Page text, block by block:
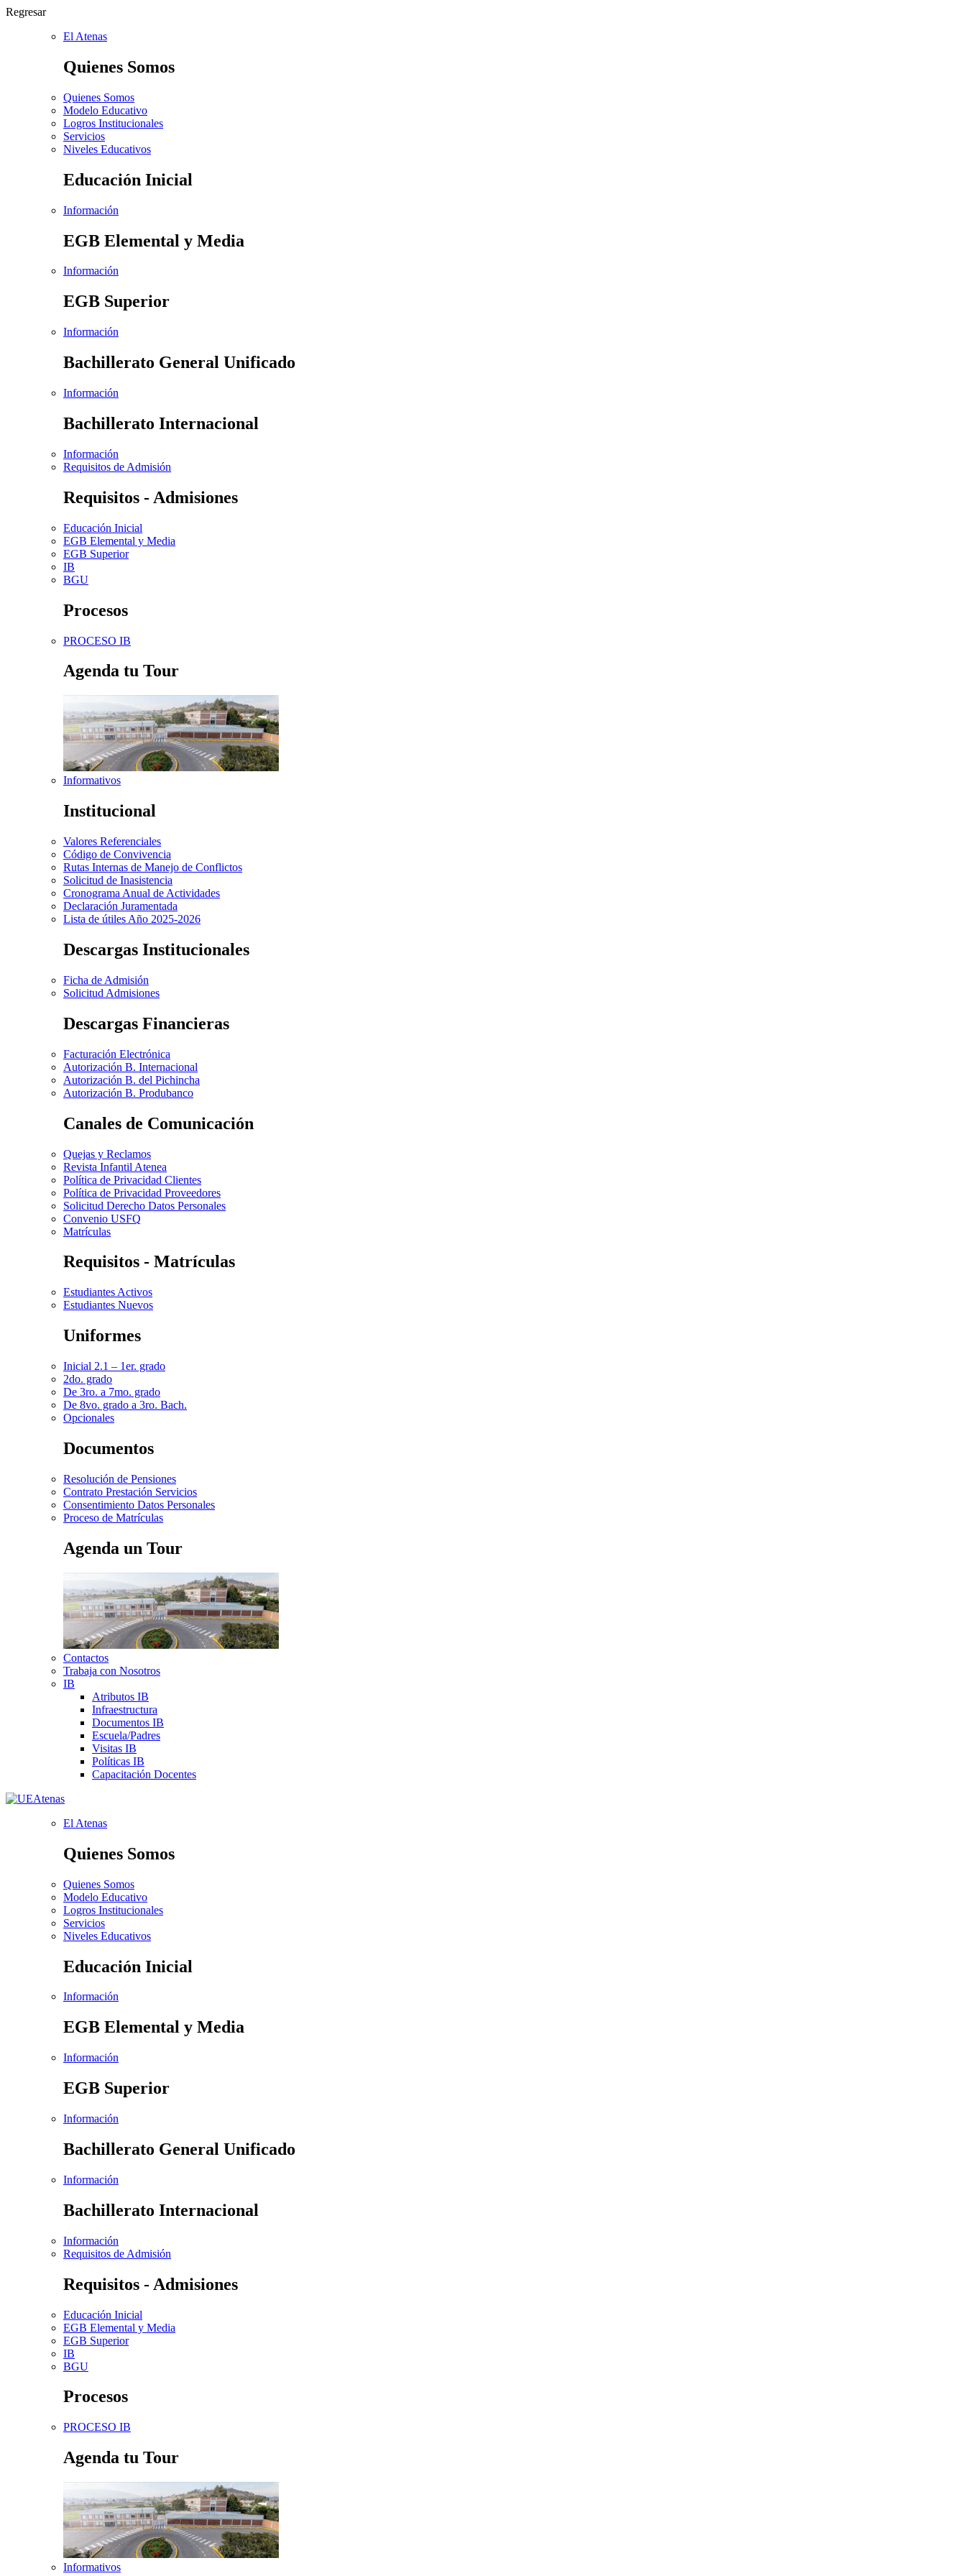
Regresar
El Atenas
Quienes Somos
Quienes Somos
Modelo Educativo
Logros Institucionales
Servicios
Niveles Educativos
Educación Inicial
Información
EGB Elemental y Media
Información
EGB Superior
Información
Bachillerato General Unificado
Información
Bachillerato Internacional
Información
Requisitos de Admisión
Requisitos - Admisiones
Educación Inicial
EGB Elemental y Media
EGB Superior
IB
BGU
Procesos
PROCESO IB
Agenda tu Tour
Informativos
Institucional
Valores Referenciales
Código de Convivencia
Rutas Internas de Manejo de Conflictos
Solicitud de Inasistencia
Cronograma Anual de Actividades
Declaración Juramentada
Lista de útiles Año 2025-2026
Descargas Institucionales
Ficha de Admisión
Solicitud Admisiones
Descargas Financieras
Facturación Electrónica
Autorización B. Internacional
Autorización B. del Pichincha
Autorización B. Produbanco
Canales de Comunicación
Quejas y Reclamos
Revista Infantil Atenea
Política de Privacidad Clientes
Política de Privacidad Proveedores
Solicitud Derecho Datos Personales
Convenio USFQ
Matrículas
Requisitos - Matrículas
Estudiantes Activos
Estudiantes Nuevos
Uniformes
Inicial 2.1 – 1er. grado
2do. grado
De 3ro. a 7mo. grado
De 8vo. grado a 3ro. Bach.
Opcionales
Documentos
Resolución de Pensiones
Contrato Prestación Servicios
Consentimiento Datos Personales
Proceso de Matrículas
Agenda un Tour
Contactos
Trabaja con Nosotros
IB
Atributos IB
Infraestructura
Documentos IB
Escuela/Padres
Visitas IB
Políticas IB
Capacitación Docentes
El Atenas
Quienes Somos
Quienes Somos
Modelo Educativo
Logros Institucionales
Servicios
Niveles Educativos
Educación Inicial
Información
EGB Elemental y Media
Información
EGB Superior
Información
Bachillerato General Unificado
Información
Bachillerato Internacional
Información
Requisitos de Admisión
Requisitos - Admisiones
Educación Inicial
EGB Elemental y Media
EGB Superior
IB
BGU
Procesos
PROCESO IB
Agenda tu Tour
Informativos